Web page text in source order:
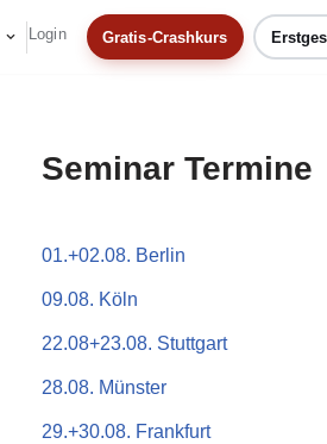
Login Gratis-Crashkurs
Seminar Termine
01.+02.08. Berlin
09.08. Köln
22.08+23.08. Stuttgart
28.08. Münster
29.+30.08. Frankfurt